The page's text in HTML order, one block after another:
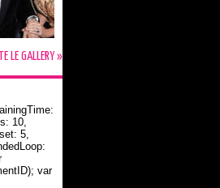
LE GALLERY »
10,
5,
var